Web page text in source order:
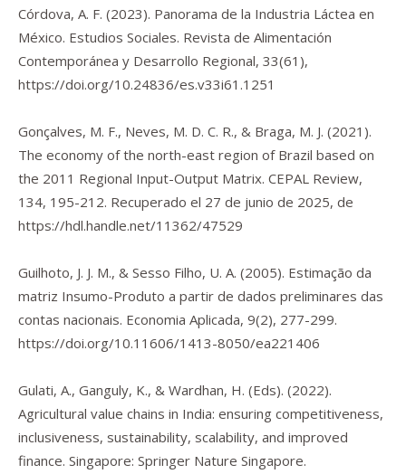
Córdova, A. F. (2023). Panorama de la Industria Láctea en
México. Estudios Sociales. Revista de Alimentación
Contemporánea y Desarrollo Regional, 33(61),
https://doi.org/10.24836/es.v33i61.1251
Gonçalves, M. F., Neves, M. D. C. R., & Braga, M. J. (2021).
The economy of the north-east region of Brazil based on
the 2011 Regional Input-Output Matrix. CEPAL Review,
134, 195-212. Recuperado el 27 de junio de 2025, de
https://hdl.handle.net/11362/47529
Guilhoto, J. J. M., & Sesso Filho, U. A. (2005). Estimação da
matriz Insumo-Produto a partir de dados preliminares das
contas nacionais. Economia Aplicada, 9(2), 277-299.
https://doi.org/10.11606/1413-8050/ea221406
Gulati, A., Ganguly, K., & Wardhan, H. (Eds). (2022).
Agricultural value chains in India: ensuring competitiveness,
inclusiveness, sustainability, scalability, and improved
finance. Singapore: Springer Nature Singapore.